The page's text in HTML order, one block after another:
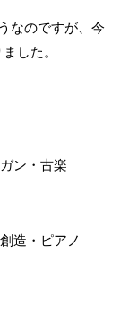
なのですが、今
した。
ン・古楽
造・ピアノ